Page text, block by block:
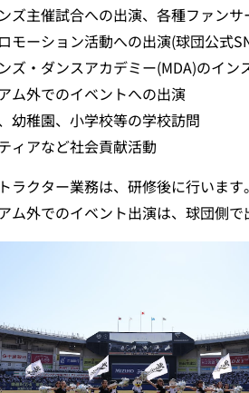
ズ主催試合への出演、各種ファン
モーション活動への出演(球団公式
ズ・ダンスアカデミー(MDA)のイン
ム外でのイベントへの出演
幼稚園、小学校等の学校訪問
ィアなど社会貢献活動
ラクター業務は、研修後に行います。
ム外でのイベント出演は、球団側